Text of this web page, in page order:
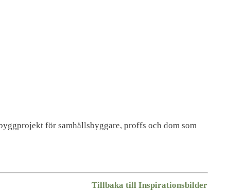
för samhällsbyggare, proffs och dom som
Tillbaka till Inspirationsbilder